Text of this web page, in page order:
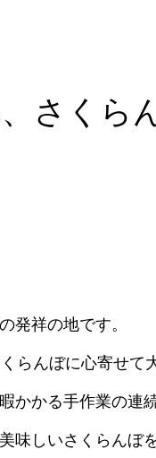
さくら
発祥の地です。
んぼに心寄せて
かる手作業の連
しいさくらんぼ